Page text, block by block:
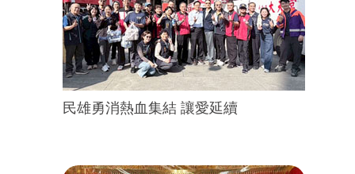
民雄勇消熱血集結 讓愛延續